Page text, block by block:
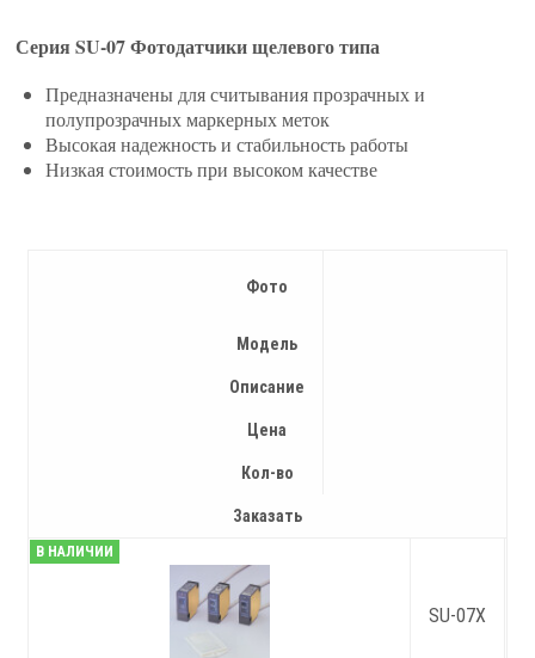
Серия SU-07 Фотодатчики щелевого типа
Предназначены для считывания прозрачных и
полупрозрачных маркерных меток
Высокая надежность и стабильность работы
Низкая стоимость при высоком качестве
Фото
Модель
Описание
Цена
Кол-во
Заказать
В НАЛИЧИИ
SU-07X